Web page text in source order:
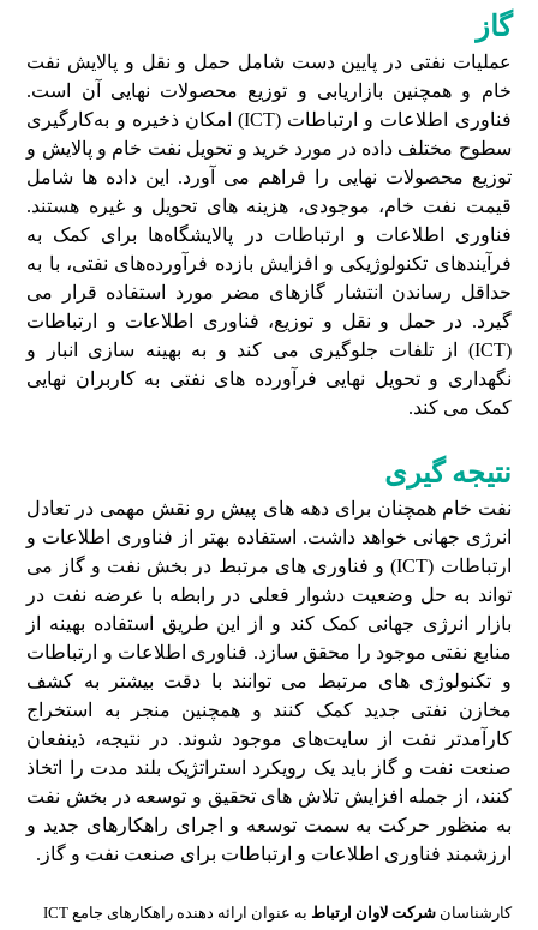
گاز
عملیات نفتی در پایین دست شامل حمل و نقل و پالایش نفت
خام و همچنین بازاریابی و توزیع محصولات نهایی آن است.
فناوری اطلاعات و ارتباطات (ICT) امکان ذخیره و به‌کارگیری
سطوح مختلف داده در مورد خرید و تحویل نفت خام و پالایش و
توزیع محصولات نهایی را فراهم می آورد. این داده ها شامل
قیمت نفت خام، موجودی، هزینه های تحویل و غیره هستند.
فناوری اطلاعات و ارتباطات در پالایشگاه‌ها برای کمک به
فرآیندهای تکنولوژیکی و افزایش بازده فرآورده‌های نفتی، با به
حداقل رساندن انتشار گازهای مضر مورد استفاده قرار می
گیرد. در حمل و نقل و توزیع، فناوری اطلاعات و ارتباطات
(ICT) از تلفات جلوگیری می کند و به بهینه سازی انبار و
نگهداری و تحویل نهایی فرآورده‌ های نفتی به کاربران نهایی
کمک می کند.
نتیجه گیری
نفت خام همچنان برای دهه های پیش رو نقش مهمی در تعادل
انرژی جهانی خواهد داشت. استفاده بهتر از فناوری اطلاعات و
ارتباطات (ICT) و فناوری های مرتبط در بخش نفت و گاز می
تواند به حل وضعیت دشوار فعلی در رابطه با عرضه نفت در
بازار انرژی جهانی کمک کند و از این طریق استفاده بهینه از
منابع نفتی موجود را محقق سازد. فناوری اطلاعات و ارتباطات
و تکنولوژی های مرتبط می توانند با دقت بیشتر به کشف
مخازن نفتی جدید کمک کنند و همچنین منجر به استخراج
کارآمدتر نفت از سایت‌های موجود شوند. در نتیجه، ذینفعان
صنعت نفت و گاز باید یک رویکرد استراتژیک بلند مدت را اتخاذ
کنند، از جمله افزایش تلاش های تحقیق و توسعه در بخش نفت
به منظور حرکت به سمت توسعه و اجرای راهکارهای جدید و
ارزشمند فناوری اطلاعات و ارتباطات برای صنعت نفت و گاز.
کارشناسانشرکت لاوان ارتباط
به عنوان ارائه دهنده راهکارهای جامع ICT